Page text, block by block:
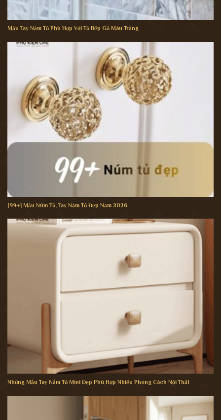
Mẫu Tay Nắm Tủ Phù Hợp Với Tủ Bếp Gỗ Màu Trắng
[99+] Mẫu Núm Tủ, Tay Nắm Tủ Đẹp Năm 2026
Những Mẫu Tay Nắm Tủ Mini Đẹp Phù Hợp Nhiều Phong Cách Nội Thất